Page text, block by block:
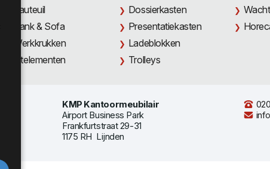
Fauteuil
Bank & Sofa
Werkkrukken
Zitelementen
Dossierkasten
Presentatiekasten
Ladeblokken
Trolleys
KMP Kantoormeubilair
Airport Business Park
Frankfurtstraat 29-31
1175 RH Lijnden